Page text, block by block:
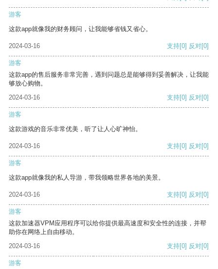
游客
这款app就像我的财务顾问，让我能够省钱又省心。
2024-03-16 支持[0] 反对[0]
游客
这款app的售后服务非常完善，遇到问题总是能够得到妥善解决，让我能
够放心购物。
2024-03-16
支持[0] 反对[0]
游客
这款游戏的音乐非常优美，听了让人心旷神怡。
2024-03-16 支持[0] 反对[0]
游客
这款app就像我的私人导游，带我领略世界各地的美景。
2024-03-16 支持[0] 反对[0]
游客
这款加速器VPM应用程序可以给你提供最高速度和安全性的连接，并帮
助你在网络上自由移动。
2024-03-16
支持[0] 反对[0]
游客